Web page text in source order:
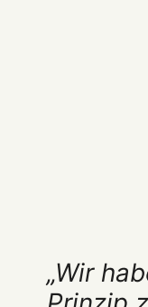
„Wir